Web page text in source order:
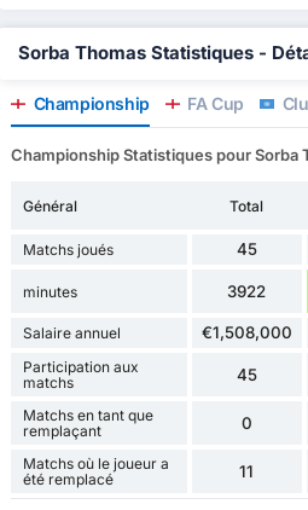
Sorba Thomas Statistiques -
Championship FA Cup
Championship Statistiques pour Sorba
Général Total
Matchs joués 45
minutes 3922
Salaire annuel €1,508,000
Participation aux
matchs
45
Matchs en tant que
remplaçant
0
Matchs où le joueur a
été remplacé
11